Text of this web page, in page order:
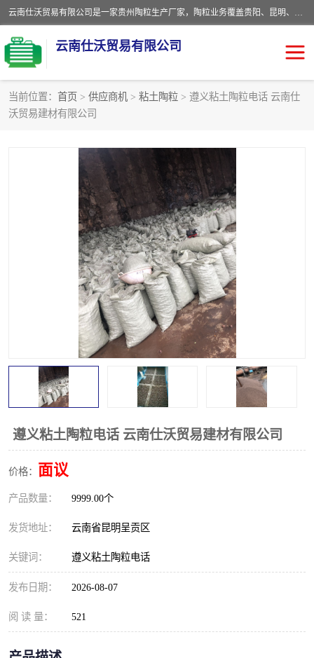
云南仕沃贸易有限公司是一家贵州陶粒生产厂家，陶粒业务覆盖贵阳、昆明、四川、云南、重庆等区域。批发贵阳陶粒、昆明陶粒、四川陶粒、云南陶粒、重庆陶粒，服务热线：*。仕沃贸易建材致力于建筑产业化、绿色建筑体系、产品和系统应用解决方案的企业。研发生产、销售和推广绿色建筑体系、建筑产业化体系的各种环保建筑产品。
云南仕沃贸易有限公司
当前位置： 首页 > 供应商机 > 粘土陶粒 > 遵义粘土陶粒电话 云南仕
沃贸易建材有限公司
遵义粘土陶粒电话 云南仕沃贸易建材有限公司
价格： 面议
产品数量： 9999.00个
发货地址： 云南省昆明呈贡区
关键词： 遵义粘土陶粒电话
发布日期： 2026-08-07
阅 读 量： 521
陶粒
园林绿化陶粒 生物陶粒
粘土陶粒
陶粒回填